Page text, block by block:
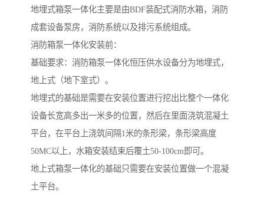
地埋式箱泵一体化主要是由BDF装配式消防水箱，消防
成套设备泵房，消防系统以及排污系统组成。
消防箱泵一体化安装前：
基础要求：消防箱泵一体化恒压供水设备分为地埋式，
地上式（地下室式）。
地埋式的基础是需要在安装位置进行挖出比整个一体化
设备长宽高多出一米多的位置，然后在里面浇筑混凝土
平台，在平台上浇筑间隔1米的条形梁，条形梁高度
50MC以上，水箱安装结束后覆土50-100cm即可。
地上式箱泵一体化的基础只需要在安装位置做一个混凝
土平台。